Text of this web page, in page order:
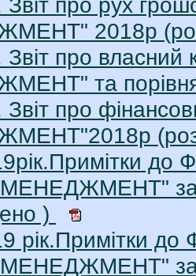
Звіт про рух
2018р
Звіт про
та
Звіт про
до
за
)
рік.Примітки до
за